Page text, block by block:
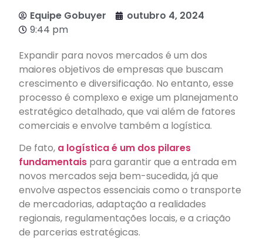
Equipe Gobuyer
outubro 4, 2024
9:44 pm
Expandir para novos mercados é um dos
maiores objetivos de empresas que buscam
crescimento e diversificação. No entanto, esse
processo é complexo e exige um planejamento
estratégico detalhado, que vai além de fatores
comerciais e envolve também a logística.
De fato, a logística é um dos pilares
fundamentais para garantir que a entrada em
novos mercados seja bem-sucedida, já que
envolve aspectos essenciais como o transporte
de mercadorias, adaptação a realidades
regionais, regulamentações locais, e a criação
de parcerias estratégicas.